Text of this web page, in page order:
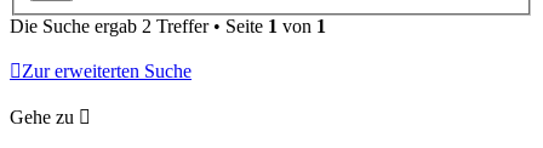
Die Suche ergab 2 Treffer • Seite 1 von 1
Zur erweiterten Suche
Gehe zu